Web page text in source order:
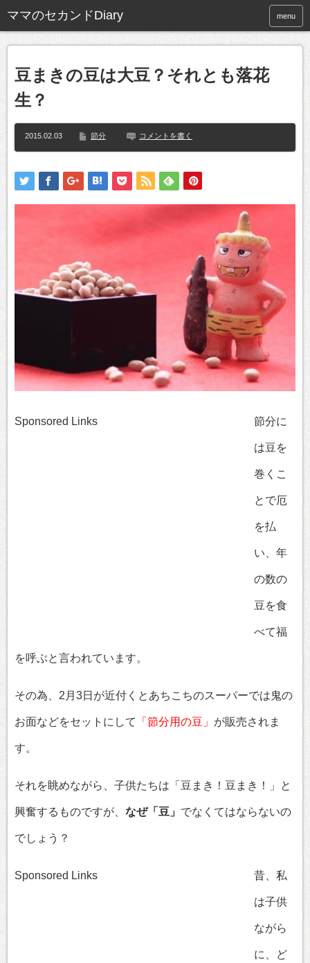
ママのセカンドDiary menu
豆まきの豆は大豆？それとも落花
生？
2015.02.03 節分 コメントを書く
Sponsored Links 節分に
は豆を
巻くこ
とで厄
を払
い、年
の数の
豆を食
べて福
を呼ぶと言われています。
その為、2月3日が近付くとあちこちのスーパーでは鬼の
お面などをセットにして 「節分用の豆」 が販売されま
す。
それを眺めながら、子供たちは「豆まき！豆まき！」と
興奮するものですが、 なぜ「豆」 でなくてはならないの
でしょう？
Sponsored Links 昔、私
は子供
ながら
に、ど